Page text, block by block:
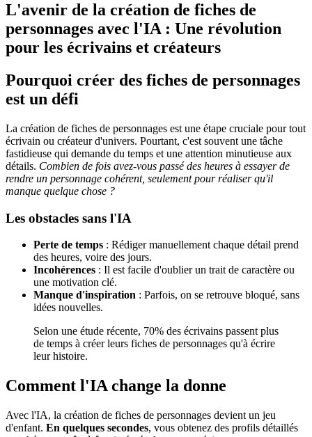
L'avenir de la création de fiches de
personnages avec l'IA : Une révolution
pour les écrivains et créateurs
Pourquoi créer des fiches de personnages
est un défi
La création de fiches de personnages est une étape cruciale pour tout
écrivain ou créateur d'univers. Pourtant, c'est souvent une tâche
fastidieuse qui demande du temps et une attention minutieuse aux
détails. Combien de fois avez-vous passé des heures à essayer de
rendre un personnage cohérent, seulement pour réaliser qu'il
manque quelque chose ?
Les obstacles sans l'IA
Perte de temps : Rédiger manuellement chaque détail prend
des heures, voire des jours.
Incohérences : Il est facile d'oublier un trait de caractère ou
une motivation clé.
Manque d'inspiration : Parfois, on se retrouve bloqué, sans
idées nouvelles.
Selon une étude récente, 70% des écrivains passent plus
de temps à créer leurs fiches de personnages qu'à écrire
leur histoire.
Comment l'IA change la donne
Avec l'IA, la création de fiches de personnages devient un jeu
d'enfant. En quelques secondes, vous obtenez des profils détaillés